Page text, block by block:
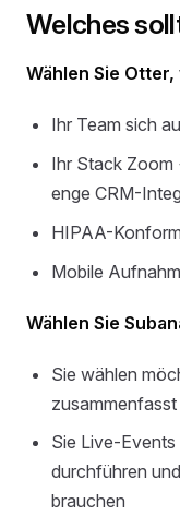
Welches
Wählen Sie Otter,
Ihr Team sich
Ihr Stack
enge CRM-
HIPAA-
Mobile
Wählen Sie
Sie wählen
zusammenfasst
Sie Live-
durchführen
brauchen